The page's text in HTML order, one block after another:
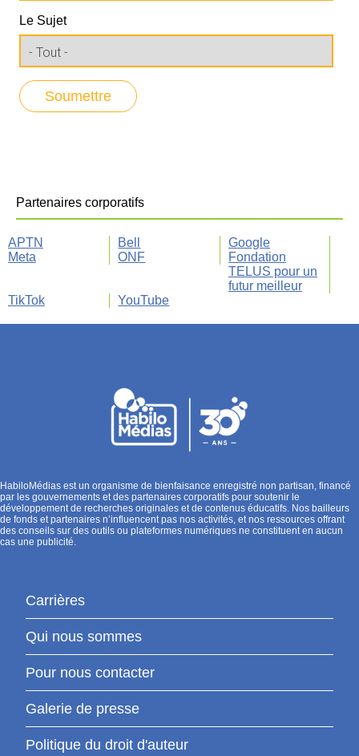
Le Sujet
Partenaires corporatifs
APTN Bell
Google
Meta
ONF
Fondation
TELUS pour un
futur meilleur
TikTok
YouTube
HabiloMédias est un organisme de bienfaisance enregistré non partisan, financé
par les gouvernements et des partenaires corporatifs pour soutenir le
développement de recherches originales et de contenus éducatifs. Nos bailleurs
de fonds et partenaires n’influencent pas nos activités, et nos ressources offrant
des conseils sur des outils ou plateformes numériques ne constituent en aucun
cas une publicité.
Carrières
Qui nous sommes
Pour nous contacter
Galerie de presse
Politique du droit d'auteur